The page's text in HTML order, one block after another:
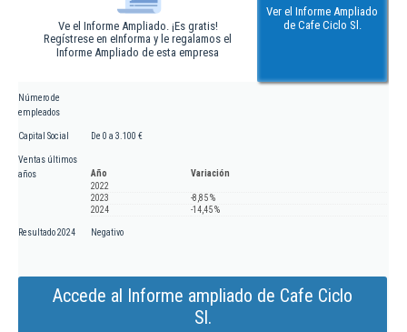
Ve el Informe Ampliado. ¡Es gratis!
Regístrese en eInforma y le regalamos el
Informe Ampliado de esta empresa
Ver el Informe Ampliado
de Cafe Ciclo Sl.
Número de
empleados
Capital Social De 0 a 3.100 €
Ventas últimos
años
Año
Variación
2022
2023
-8,85 %
2024
-14,45 %
Resultado 2024 Negativo
Accede al Informe ampliado de Cafe Ciclo
Sl.